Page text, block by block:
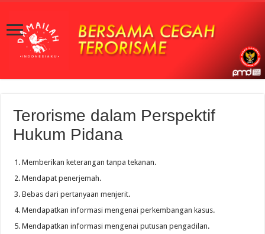
Terorisme dalam Perspektif
Hukum Pidana
Memberikan keterangan tanpa tekanan.
Mendapat penerjemah.
Bebas dari pertanyaan menjerit.
Mendapatkan informasi mengenai perkembangan kasus.
Mendapatkan informasi mengenai putusan pengadilan.